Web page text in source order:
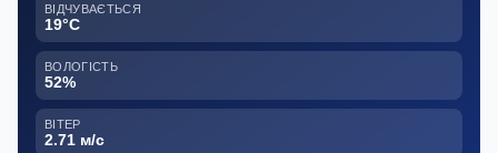
ВІДЧУВАЄТЬСЯ
19°C
ВОЛОГІСТЬ
52%
ВІТЕР
2.71 м/с